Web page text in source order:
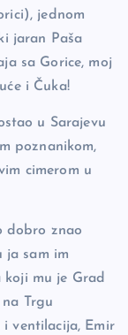
jednom
jaran Paša
sa Gorice, moj
i Čuka!
u Sarajevu
poznanikom,
cimerom u
dobro znao
ja sam im
koji mu je Grad
Trgu
ventilacija, Emir